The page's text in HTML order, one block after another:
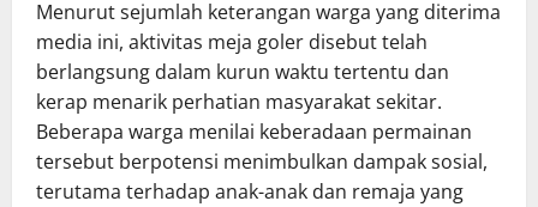
Menurut sejumlah keterangan warga yang diterima
media ini, aktivitas meja goler disebut telah
berlangsung dalam kurun waktu tertentu dan
kerap menarik perhatian masyarakat sekitar.
Beberapa warga menilai keberadaan permainan
tersebut berpotensi menimbulkan dampak sosial,
terutama terhadap anak-anak dan remaja yang